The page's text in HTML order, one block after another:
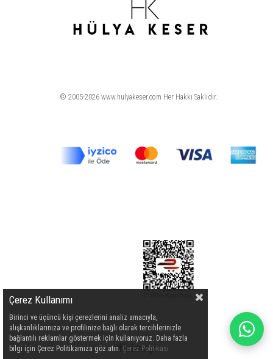
© 2005-2026 www.hulyakeser.com Her Hakkı Saklıdır.
Çerez Kullanımı
Birinci ve üçüncü kişi çerezlerini analiz amacıyla,
alışkanlıklarınıza ve profilinize bağlı olarak tercihlerinizle
bağlantılı reklamlar göstermek için kullanıyoruz. Daha fazla
bilgi için Çerez Politikamıza göz atın. Çerez Politikası